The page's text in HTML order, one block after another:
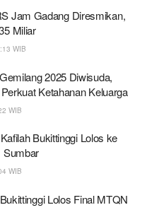
Jam Gadang Diresmikan,
Miliar
WIB
2025 Diwisuda,
Ketahanan Keluarga
WIB
Bukittinggi Lolos ke
Sumbar
WIB
Lolos Final MTQN